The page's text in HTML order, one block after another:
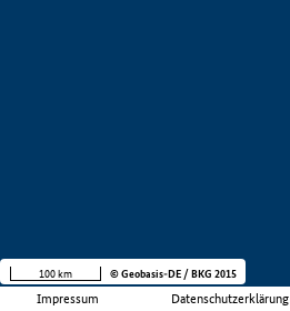
Impressum Datenschutzerklärung
100 km © Geobasis-DE / BKG 2015